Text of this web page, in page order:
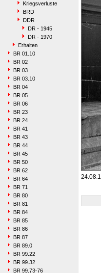
Kriegsverluste
BRD
DDR
DR - 1945
DR - 1970
Erhalten
BR 01.10
BR 02
BR 03
BR 03.10
BR 04
BR 05
BR 06
BR 23
BR 24
BR 41
BR 43
BR 44
BR 45
BR 50
BR 62
BR 64
BR 71
BR 80
BR 81
BR 84
BR 85
BR 86
BR 87
BR 89.0
BR 99.22
BR 99.32
BR 99.73-76